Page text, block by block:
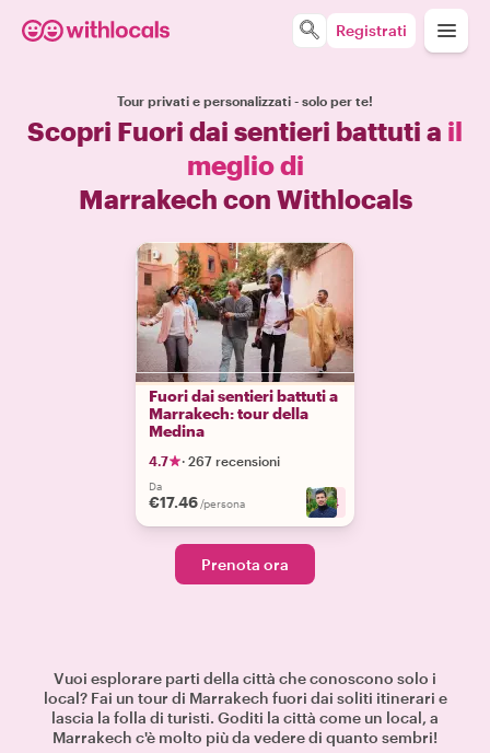
Registrati
Tour privati e personalizzati - solo per te!
Scopri Fuori dai sentieri battuti a il
meglio di
Marrakech con Withlocals
Fuori dai sentieri battuti a
Marrakech: tour della
Medina
4.7 · 267 recensioni
Da
€17.46 /persona +4
Prenota ora
Vuoi esplorare parti della città che conoscono solo i
local? Fai un tour di Marrakech fuori dai soliti itinerari e
lascia la folla di turisti. Goditi la città come un local, a
Marrakech c'è molto più da vedere di quanto sembri!